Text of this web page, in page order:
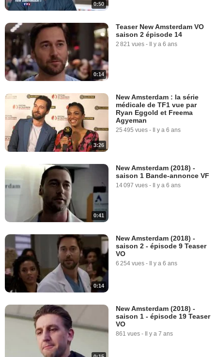
0:50
0:14
Teaser New Amsterdam VO
saison 2 épisode 14
2 821 vues - Il y a 6 ans
3:26
New Amsterdam : la série
médicale de TF1 vue par
Ryan Eggold et Freema
Agyeman
25 495 vues - Il y a 6 ans
0:41
New Amsterdam (2018) -
saison 1 Bande-annonce VF
14 097 vues - Il y a 6 ans
0:14
New Amsterdam (2018) -
saison 2 - épisode 9 Teaser
VO
6 254 vues - Il y a 6 ans
New Amsterdam (2018) -
saison 1 - épisode 19 Teaser
VO
861 vues - Il y a 7 ans